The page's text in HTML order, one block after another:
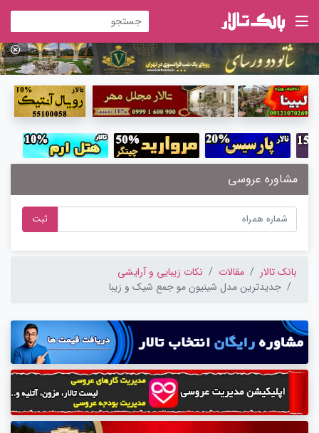
مشاوره عروسی
ثبت
بانک تالار مقالات
نکات زیبایی و آرایشی
جدیدترین مدل شینیون مو جمع شیک و زیبا